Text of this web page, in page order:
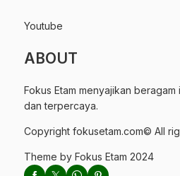
Youtube
ABOUT
Fokus Etam menyajikan
dan terpercaya.
Copyright fokusetam.com© All
Theme by Fokus Etam 2024